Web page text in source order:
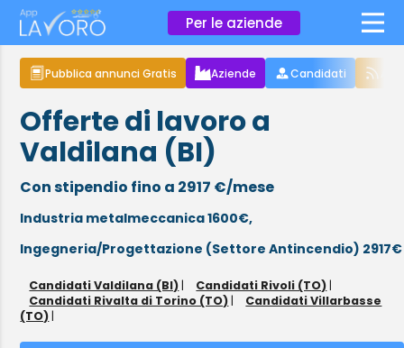
Per le aziende ×
Pubblica annunci Gratis Aziende Candidati
Offerte di lavoro a
Valdilana (BI)
Con stipendio fino a 2917 €/mese
Industria metalmeccanica 1600€,
Ingegneria/Progettazione (Settore Antincendio) 2917€
Candidati Valdilana (BI) | Candidati Rivoli (TO) |
Candidati Rivalta di Torino (TO) |
Candidati Villarbasse
(TO) |